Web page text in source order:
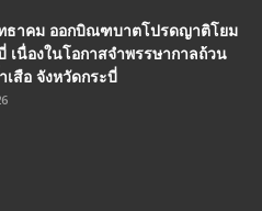
ธาคม ออกบิณฑบาตโปรดญาติโยม
เนื่องในโอกาสจำพรรษากาลถ้วน
สือ จังหวัดกระบี่